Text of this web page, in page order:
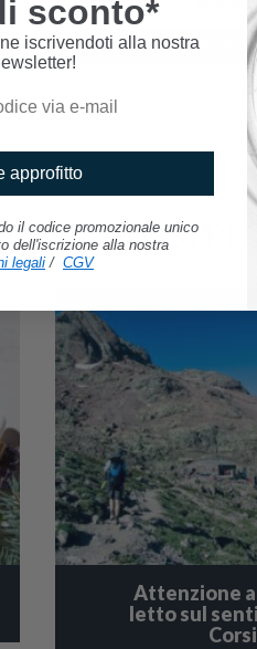
AGGIUNGI
I NOSTRI
Attenzione
letto sul
sconto*
iscrivendoti alla nostra
approfitto
il codice promozionale unico
dell'iscrizione alla nostra
legali / CGV